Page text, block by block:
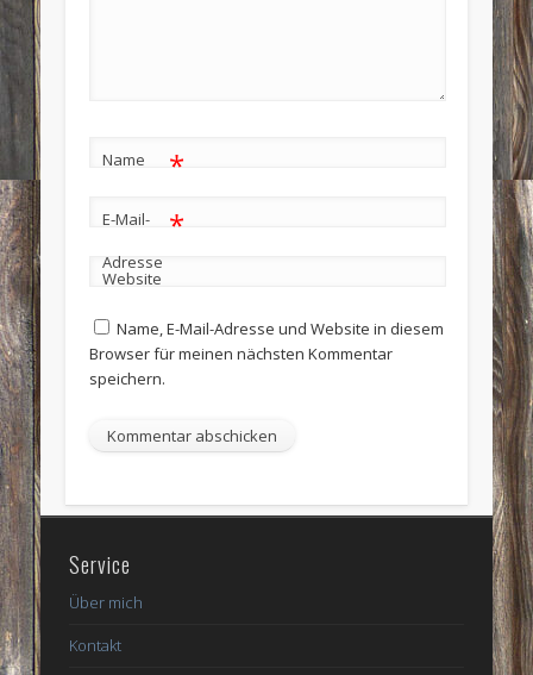
Name *
E-Mail-
Adresse
*
Website
Name, E-Mail-Adresse und Website in diesem
Browser für meinen nächsten Kommentar
speichern.
Service
Über mich
Kontakt